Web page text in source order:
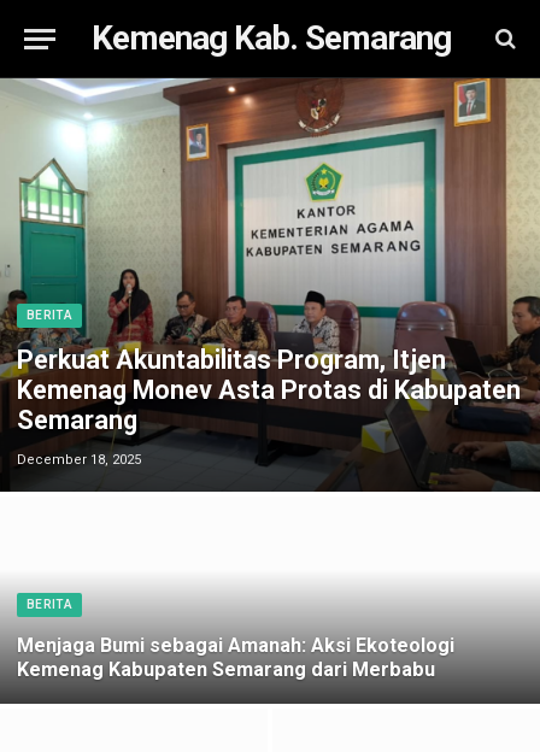
Kemenag Kab. Semarang
BERITA
Perkuat Akuntabilitas Program, Itjen
Kemenag Monev Asta Protas di Kabupaten
Semarang
December 18, 2025
BERITA
Menjaga Bumi sebagai Amanah: Aksi Ekoteologi
Kemenag Kabupaten Semarang dari Merbabu